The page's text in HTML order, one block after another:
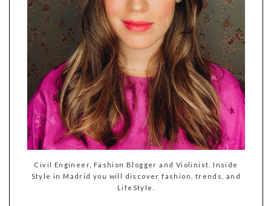
Civil Engineer, Fashion Blogger and Violinist. Inside
Style in Madrid you will discover fashion, trends, and
LifeStyle.